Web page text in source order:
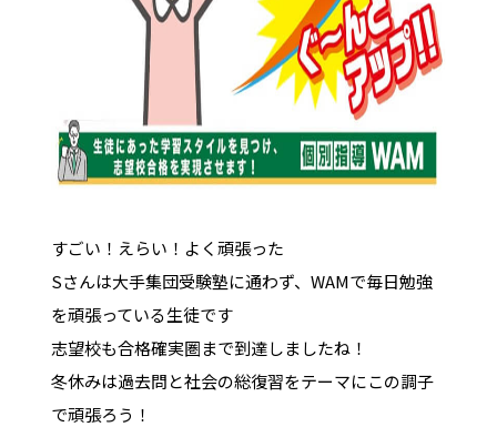
すごい！えらい！よく頑張った
Sさんは大手集団受験塾に通わず、WAMで毎日勉強
を頑張っている生徒です
志望校も合格確実圏まで到達しましたね！
冬休みは過去問と社会の総復習をテーマにこの調子
で頑張ろう！